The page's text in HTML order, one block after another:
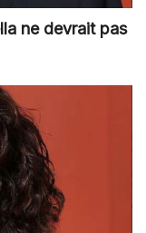
ne devrait pas